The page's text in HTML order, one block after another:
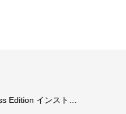
Edition インスト…